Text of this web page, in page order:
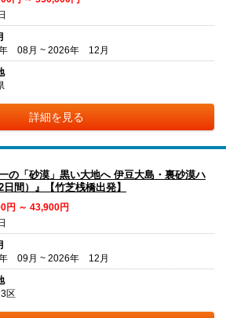
08月 ~ 2026年 12月
詳細を見る
の「砂漠」黒い大地へ 伊豆大島・裏砂漠ハ
間）』【竹芝桟橋出発】
円 ～ 43,900円
09月 ~ 2026年 12月
区